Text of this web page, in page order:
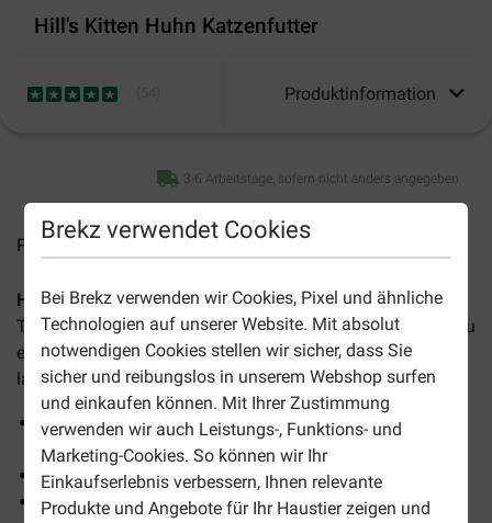
Brekz verwendet Cookies
Bei Brekz verwenden wir Cookies, Pixel und ähnliche
Technologien auf unserer Website. Mit absolut
notwendigen Cookies stellen wir sicher, dass Sie
sicher und reibungslos in unserem Webshop surfen
und einkaufen können. Mit Ihrer Zustimmung
verwenden wir auch Leistungs-, Funktions- und
Marketing-Cookies. So können wir Ihr
Einkaufserlebnis verbessern, Ihnen relevante
Produkte und Angebote für Ihr Haustier zeigen und
Hill's Kitten Huhn Katzenfutter
Produktinformation
3-6 Arbeitstage, sofern nicht anders angegeben
Preise inkl. MwSt zzgl.Versandkosten
Hill's Science Plan Kitten Huhn Katzenfutterist ein
Trockenfutter für junge Kätzchen ab der Entwöhnung bis zu
einem Alter von 12 Monaten sowie für trächtige und
laktierende Muttertiere.
Unterstützt eine optimale Entwicklung von Augen und
Gehirn
Stimuliert das Muskelwachstum
Fördert starke Knochen und Zähne